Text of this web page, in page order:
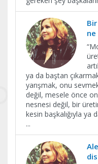
ya da baştan
yarışmak, onu
değil, mesele önce
nesnesi değil, bir
kesin başkalığıyla ya
...